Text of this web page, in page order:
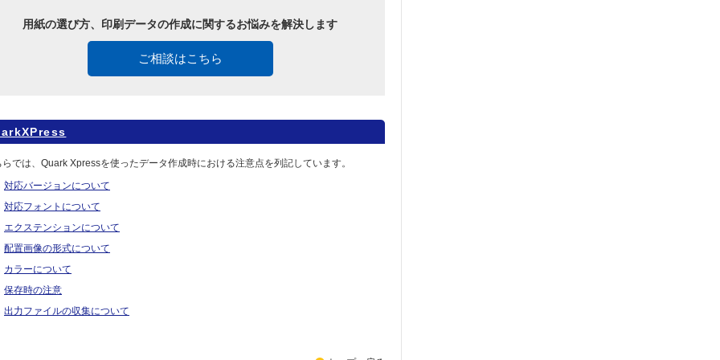
用紙の選び方、印刷データの作成に関するお悩みを解決します
ご相談はこちら
らでは、Quark Xpressを使ったデータ作成時における注意点を列記しています。
対応バージョンについて
対応フォントについて
エクステンションについて
配置画像の形式について
カラーについて
保存時の注意
出力ファイルの収集について